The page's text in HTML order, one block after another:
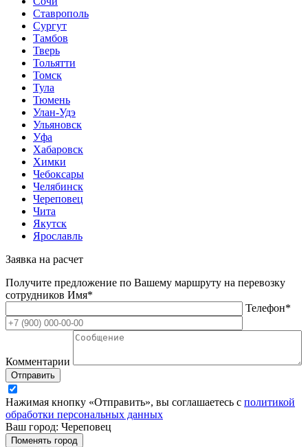
Ставрополь
Сургут
Тамбов
Тверь
Тольятти
Томск
Тула
Тюмень
Улан-Удэ
Ульяновск
Уфа
Хабаровск
Химки
Чебоксары
Челябинск
Череповец
Чита
Якутск
Ярославль
Заявка на расчет
Получите предложение по Вашему маршруту на перевозку
сотрудников Имя*
Телефон*
Комментарии
Отправить
Нажимая кнопку «Отправить», вы соглашаетесь с политикой
обработки персональных данных
Ваш город: Череповец
Поменять город